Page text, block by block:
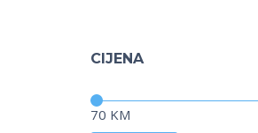
CIJENA
70 KM